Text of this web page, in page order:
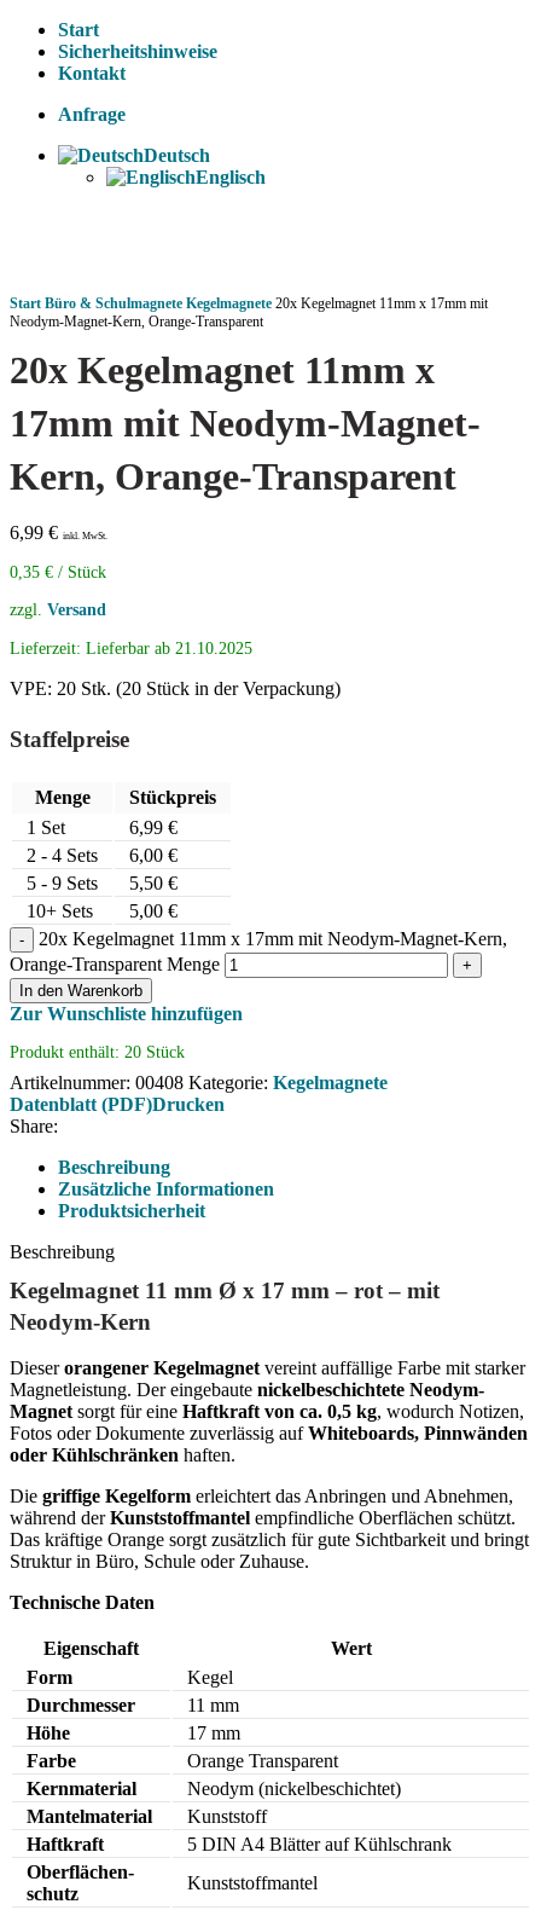
Start
Sicherheitshinweise
Kontakt
Anfrage
Deutsch
Englisch
Start Büro & Schulmagnete Kegelmagnete 20x Kegelmagnet 11mm x 17mm mit
Neodym-Magnet-Kern, Orange-Transparent
20x Kegelmagnet 11mm x
17mm mit Neodym-Magnet-
Kern, Orange-Transparent
6,99 € inkl. MwSt.
0,35 € / Stück
zzgl. Versand
Lieferzeit: Lieferbar ab 21.10.2025
VPE: 20 Stk. (20 Stück in der Verpackung)
Staffelpreise
Menge
Stückpreis
1 Set 6,99 €
2 - 4 Sets
6,00 €
5 - 9 Sets
5,50 €
10+ Sets
5,00 €
20x Kegelmagnet 11mm x 17mm mit Neodym-Magnet-Kern,
Orange-Transparent Menge
In den Warenkorb
Zur Wunschliste hinzufügen
Produkt enthält: 20 Stück
Artikelnummer: 00408 Kategorie: Kegelmagnete
Datenblatt (PDF)Drucken
Share:
Beschreibung
Zusätzliche Informationen
Produktsicherheit
Beschreibung
Kegelmagnet 11 mm Ø x 17 mm – rot – mit
Neodym-Kern
Dieserorangener Kegelmagnet vereint auffällige Farbe mit starker
Magnetleistung. Der eingebaute nickelbeschichtete Neodym-
Magnet sorgt für eine Haftkraft von ca. 0,5 kg, wodurch Notizen,
Fotos oder Dokumente zuverlässig aufWhiteboards, Pinnwänden
oder Kühlschränken haften.
Die griffige Kegelform erleichtert das Anbringen und Abnehmen,
während derKunststoffmantel empfindliche Oberflächen schützt.
Das kräftige Orange sorgt zusätzlich für gute Sichtbarkeit und bringt
Struktur in Büro, Schule oder Zuhause.
Technische Daten
Eigenschaft
Wert
Form
Kegel
Durchmesser
11 mm
Höhe
17 mm
Farbe
Orange Transparent
Kernmaterial
Neodym (nickelbeschichtet)
Mantelmaterial
Kunststoff
Haftkraft
5 DIN A4 Blätter auf Kühlschrank
Oberflächen­
schutz
Kunststoffmantel